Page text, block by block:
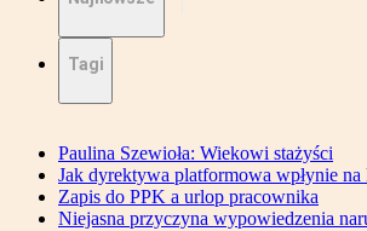
Tagi
Paulina Szewioła: Wiekowi stażyści
Jak dyrektywa platformowa wpłynie na
Zapis do PPK a urlop pracownika
Niejasna przyczyna wypowiedzenia